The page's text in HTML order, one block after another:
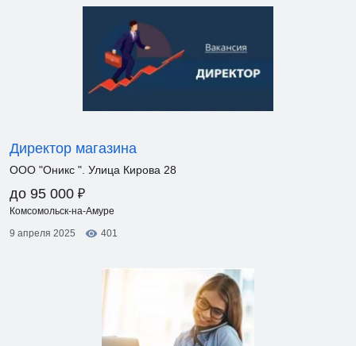
Директор магазина
ООО "Оникс ". Улица Кирова 28
до 95 000 ₽
Комсомольск-на-Амуре
9 апреля 2025
401